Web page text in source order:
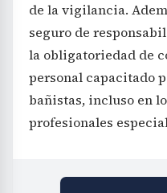
de la vigilancia.
seguro de
la obligatoriedad de
personal capacitado
bañistas, incluso en
profesionales